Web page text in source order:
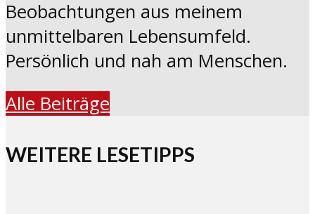
Beobachtungen aus meinem
unmittelbaren Lebensumfeld.
Persönlich und nah am Menschen.
Alle Beiträge
WEITERE LESETIPPS